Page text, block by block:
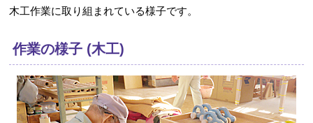
木工作業に取り組まれている様子です。
作業の様子 (木工)